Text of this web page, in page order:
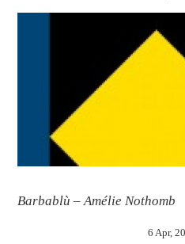
Barbablù – Amélie Nothomb
6 Apr,